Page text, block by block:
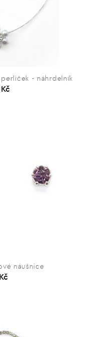
- náhrdelník
náušnice